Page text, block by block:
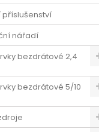
příslušenství
nářadí
bezdrátové 2,4
bezdrátové 5/10